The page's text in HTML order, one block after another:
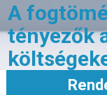
A
tényezők